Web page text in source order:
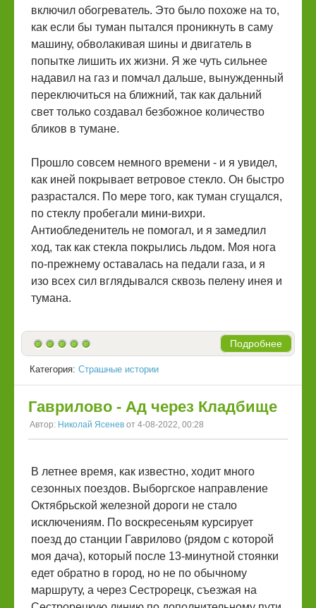
включил обогреватель. Это было похоже на то,
как если бы туман пытался проникнуть в саму
машину, обволакивая шины и двигатель в
попытке лишить их жизни. Я же чуть сильнее
надавил на газ и помчал дальше, вынужденный
переключиться на ближний, так как дальний
свет только создавал безбожное количество
бликов в тумане.
Прошло совсем немного времени - и я увидел,
как иней покрывает ветровое стекло. Он быстро
разрастался. По мере того, как туман сгущался,
по стеклу пробегали мини-вихри.
Антиобледенитель не помогал, и я замедлил
ход, так как стекла покрылись льдом. Моя нога
по-прежнему оставалась на педали газа, и я
изо всех сил вглядывался сквозь пелену инея и
тумана.
Подробнее
Категория: Страшные истории
Гаврилово - Ад через Кладбище
Автор: Николай Ясенев от 4-08-2022, 00:28
В летнее время, как известно, ходит много
сезонных поездов. Выборгское направление
Октябрьской железной дороги не стало
исключениям. По воскресеньям курсирует
поезд до станции Гаврилово (рядом с которой
моя дача), который после 13-минутной стоянки
едет обратно в город, но не по обычному
маршруту, а через Сестрорецк, съезжая на